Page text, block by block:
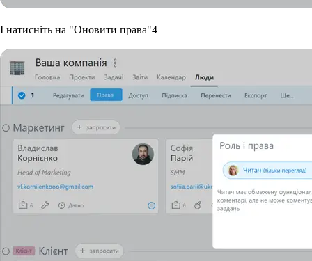
І натисніть на "Оновити права"4